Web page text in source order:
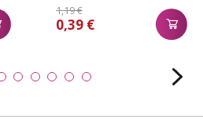
1,19 €
0,39 €